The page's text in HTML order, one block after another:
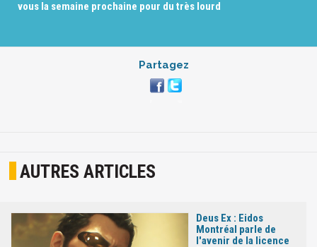
vous la semaine prochaine pour du très lourd
Partagez
AUTRES ARTICLES
Deus Ex : Eidos
Montréal parle de
l'avenir de la licence